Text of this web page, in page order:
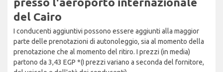
del Cairo
I conducenti aggiuntivi possono essere aggiunti alla maggior
parte delle prenotazioni di autonoleggio, sia al momento della
prenotazione che al momento del ritiro. I prezzi (in media)
partono da 3,43 EGP *(I prezzi variano a seconda del fornitore,